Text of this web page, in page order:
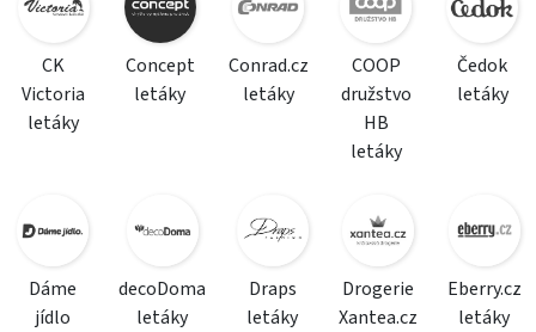
CK
Victoria
letáky
Concept
letáky
Conrad.cz
letáky
COOP
družstvo
HB
letáky
Čedok
letáky
Dáme
jídlo
decoDoma
letáky
Draps
letáky
Drogerie
Xantea.cz
Eberry.cz
letáky